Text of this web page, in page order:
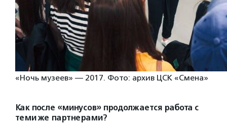
«Ночь музеев» — 2017. Фото: архив ЦСК «Смена»
Как после «минусов» продолжается работа с
теми же партнерами?